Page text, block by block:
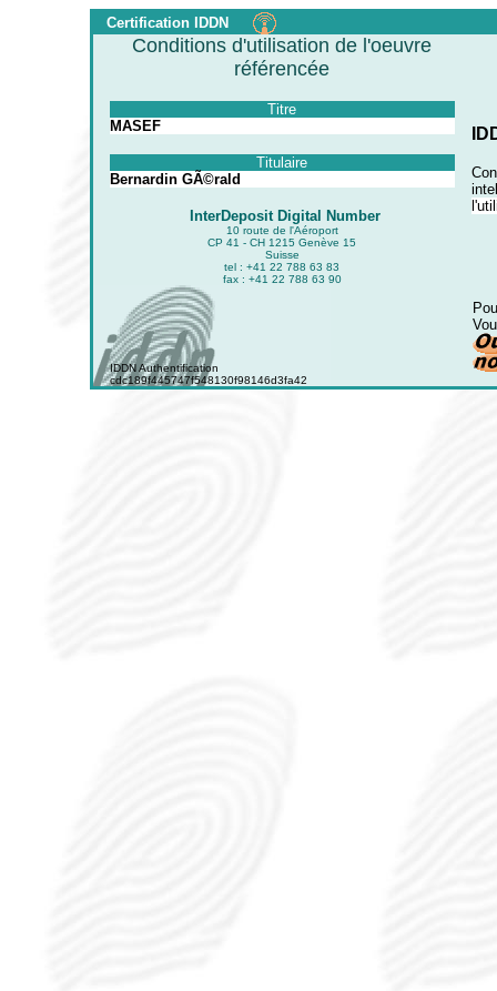
Certification IDDN
Conditions d'utilisation de l'oeuvre
référencée
Titre
MASEF
Titulaire
Bernardin GÃ©rald
InterDeposit Digital Number
10 route de l'Aéroport
CP 41 - CH 1215 Genève 15
Suisse
tel : +41 22 788 63 83
fax : +41 22 788 63 90
IDDN Authentification
cdc189f445747f548130f98146d3fa42